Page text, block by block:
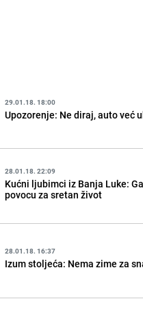
29.01.18. 18:00
Upozorenje: Ne diraj, auto već
28.01.18. 22:09
Kućni ljubimci iz Banja Luke:
povocu za sretan život
28.01.18. 16:37
Izum stoljeća: Nema zime za